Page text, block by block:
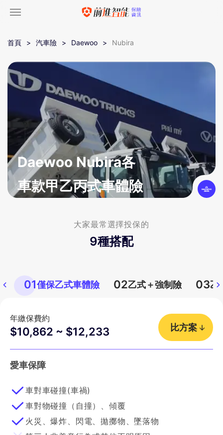
首頁 汽車險 Daewoo Nubira
Daewoo Nubira各
車款甲乙丙式車體險
大家最常選擇投保的
9種搭配
01僅保乙式車體險 02乙式＋強制險 03乙
年繳保費約
$10,862 ~ $12,233 比方案
愛車保障
車對車碰撞(車禍)
車對物碰撞（自撞）、傾覆
火災、爆炸、閃電、拋擲物、墜落物